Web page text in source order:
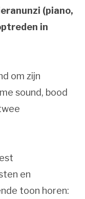
(piano,
in
om zijn
sound, bood
en
toon horen: